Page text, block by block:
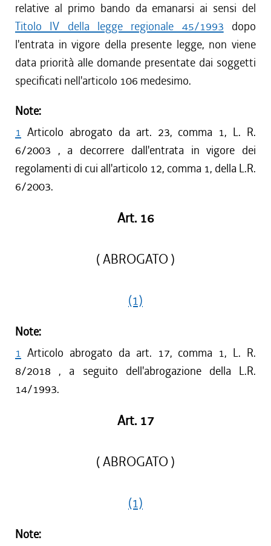
relative al primo bando da emanarsi ai sensi del
Titolo IV della legge regionale 45/1993 dopo
l'entrata in vigore della presente legge, non viene
data priorità alle domande presentate dai soggetti
specificati nell'articolo 106 medesimo.
Note:
1 Articolo abrogato da art. 23, comma 1, L. R.
6/2003 , a decorrere dall'entrata in vigore dei
regolamenti di cui all'articolo 12, comma 1, della L.R.
6/2003.
Art. 16
( ABROGATO )
(1)
Note:
1 Articolo abrogato da art. 17, comma 1, L. R.
8/2018 , a seguito dell'abrogazione della L.R.
14/1993.
Art. 17
( ABROGATO )
(1)
Note: